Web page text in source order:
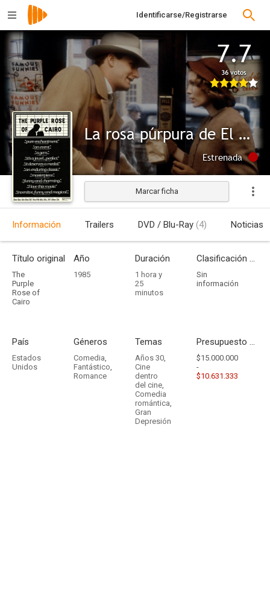
Identificarse/Registrarse
7.7
36 votos
La rosa púrpura de El Cairo
Estrenada
Marcar ficha
Información Trailers DVD / Blu-Ray (4) Noticias
Título original
The
Purple
Rose of
Cairo
Año
1985
Duración
1 hora y
25
minutos
Clasificación por edades
Sin
información
País
Estados
Unidos
Géneros
Comedia,
Fantástico,
Romance
Temas
Años 30,
Cine
dentro
del cine,
Comedia
romántica,
Gran
Depresión
Presupuesto - Ingresos
$15.000.000
-
$10.631.333